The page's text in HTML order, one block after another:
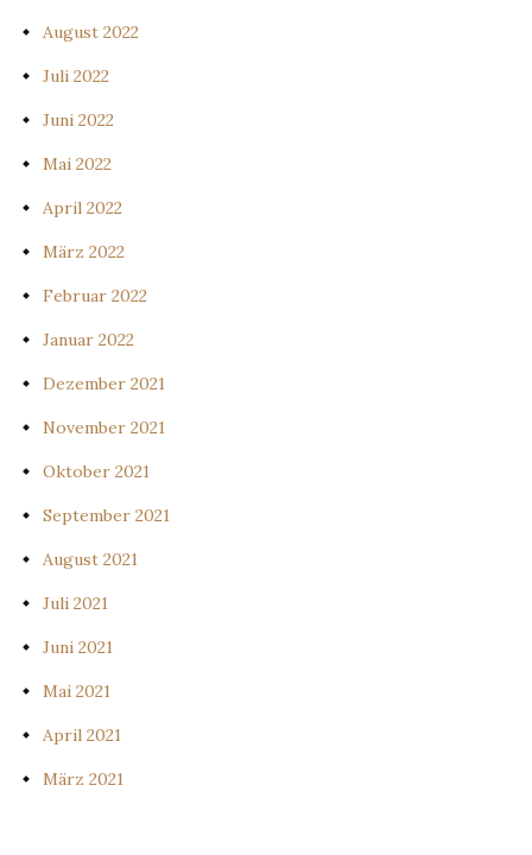
August 2022
Juli 2022
Juni 2022
Mai 2022
April 2022
März 2022
Februar 2022
Januar 2022
Dezember 2021
November 2021
Oktober 2021
September 2021
August 2021
Juli 2021
Juni 2021
Mai 2021
April 2021
März 2021